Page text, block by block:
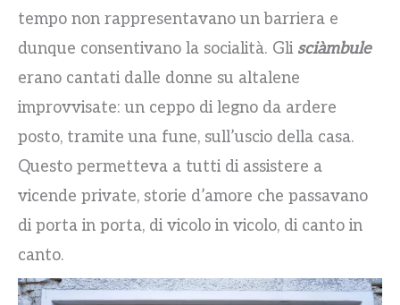
tempo non rappresentavano un barriera e
dunque consentivano la socialità. Gli sciàmbule
erano cantati dalle donne su altalene
improvvisate: un ceppo di legno da ardere
posto, tramite una fune, sull’uscio della casa.
Questo permetteva a tutti di assistere a
vicende private, storie d’amore che passavano
di porta in porta, di vicolo in vicolo, di canto in
canto.